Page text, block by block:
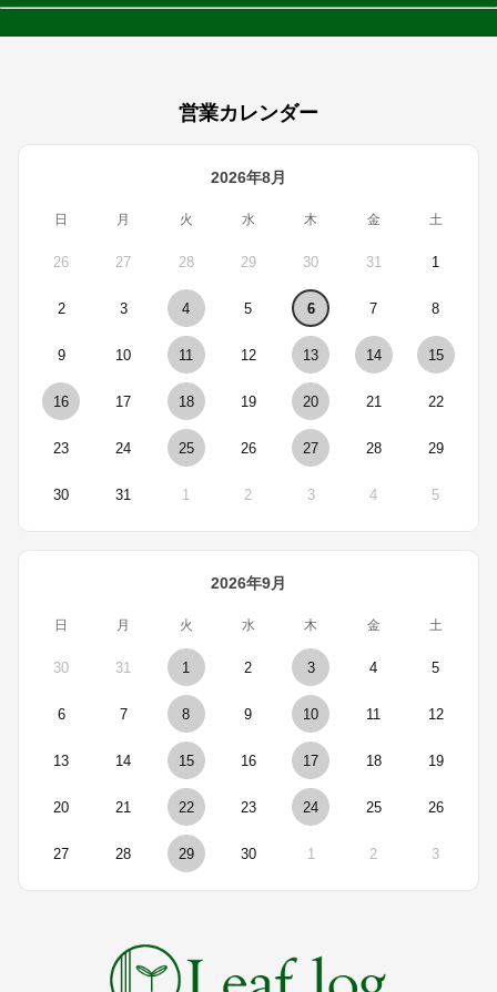
営業カレンダー
2026年8月
日 月 火 水 木 金 土
26 27 28 29 30 31 1
2 3 4 5 6 7 8
9 10 11 12 13 14 15
16 17 18 19 20 21 22
23 24 25 26 27 28 29
30 31 1 2 3 4 5
2026年9月
日 月 火 水 木 金 土
30 31 1 2 3 4 5
6 7 8 9 10 11 12
13 14 15 16 17 18 19
20 21 22 23 24 25 26
27 28 29 30 1 2 3